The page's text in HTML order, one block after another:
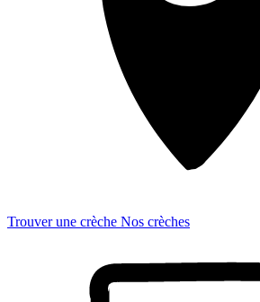
Trouver une crèche Nos crèches